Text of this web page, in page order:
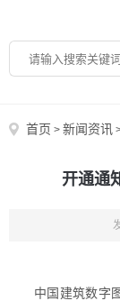
首页 > 新闻资讯
开通通
中国建筑数字